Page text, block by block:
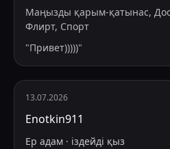
Маңызды қарым-қатынас,
Флирт, Спорт
"Привет)))))"
13.07.2026
Enotkin911
Ер адам · іздейді қыз